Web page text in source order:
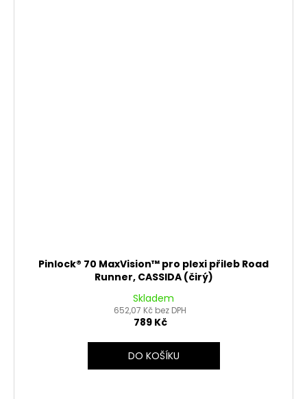
Pinlock® 70 MaxVision™ pro plexi přileb Road
Runner, CASSIDA (čirý)
Skladem
652,07 Kč bez DPH
789 Kč
DO KOŠÍKU